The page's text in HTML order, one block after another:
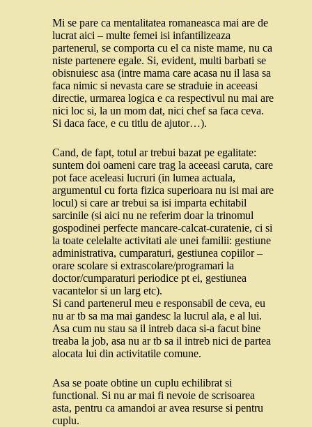
Mi se pare ca mentalitatea romaneasca mai are de
lucrat aici – multe femei isi infantilizeaza
partenerul, se comporta cu el ca niste mame, nu ca
niste partenere egale. Si, evident, multi barbati se
obisnuiesc asa (intre mama care acasa nu il lasa sa
faca nimic si nevasta care se straduie in aceeasi
directie, urmarea logica e ca respectivul nu mai are
nici loc si, la un mom dat, nici chef sa faca ceva.
Si daca face, e cu titlu de ajutor…).
Cand, de fapt, totul ar trebui bazat pe egalitate:
suntem doi oameni care trag la aceeasi caruta, care
pot face aceleasi lucruri (in lumea actuala,
argumentul cu forta fizica superioara nu isi mai are
locul) si care ar trebui sa isi imparta echitabil
sarcinile (si aici nu ne referim doar la trinomul
gospodinei perfecte mancare-calcat-curatenie, ci si
la toate celelalte activitati ale unei familii: gestiune
administrativa, cumparaturi, gestiunea copiilor –
orare scolare si extrascolare/programari la
doctor/cumparaturi periodice pt ei, gestiunea
vacantelor si un larg etc).
Si cand partenerul meu e responsabil de ceva, eu
nu ar tb sa ma mai gandesc la lucrul ala, e al lui.
Asa cum nu stau sa il intreb daca si-a facut bine
treaba la job, asa nu ar tb sa il intreb nici de partea
alocata lui din activitatile comune.
Asa se poate obtine un cuplu echilibrat si
functional. Si nu ar mai fi nevoie de scrisoarea
asta, pentru ca amandoi ar avea resurse si pentru
cuplu.